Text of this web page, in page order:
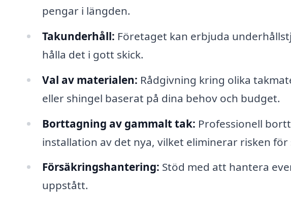
pengar i längden.
Takunderhåll: Företaget kan erbjuda
hålla det i gott skick.
Val av materialen: Rådgivning kring olika
eller shingel baserat på dina behov och budget.
Borttagning av gammalt tak: Professionell
installation av det nya, vilket eliminerar risken
Försäkringshantering: Stöd med att hantera
uppstått.